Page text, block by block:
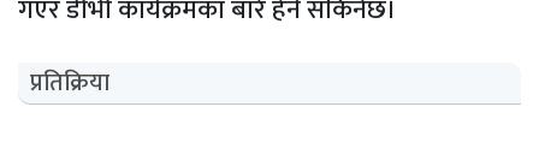
गएर डीभी कार्यक्रमका बारे हेर्न सकिनेछ।
प्रतिक्रिया